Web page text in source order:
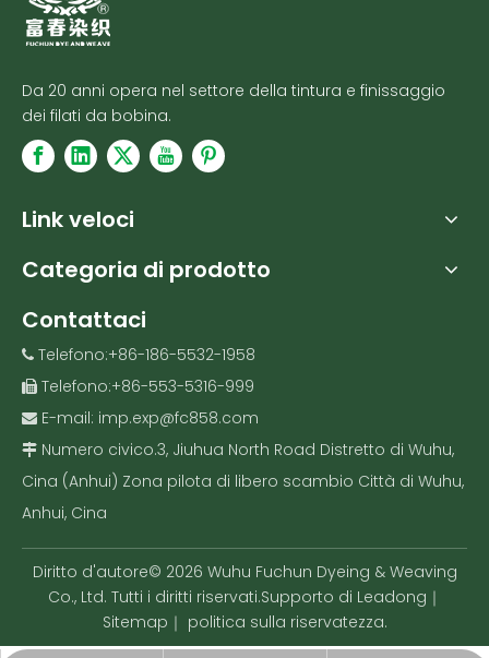
Da 20 anni opera nel settore della tintura e finissaggio
dei filati da bobina.
Link veloci
Categoria di prodotto
Contattaci
 Telefono:+86-186-5532-1958
 Telefono:+86-553-5316-999
 E-mail: imp.exp@fc858.com
 Numero civico.3, Jiuhua North Road Distretto di Wuhu,
Cina (Anhui) Zona pilota di libero scambio Città di Wuhu,
Anhui, Cina
Diritto d'autore© 2026 Wuhu Fuchun Dyeing & Weaving
Co., Ltd. Tutti i diritti riservati.Supporto di Leadong ｜
Sitemap ｜ politica sulla riservatezza.